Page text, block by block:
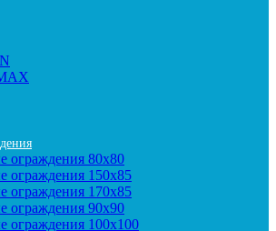
ограждения 80x80
ограждения 150x85
ограждения 170x85
ограждения 90x90
ограждения 100x100